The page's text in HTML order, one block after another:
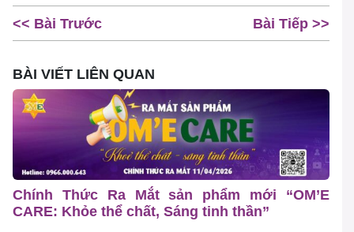
<< Bài Trước Bài Tiếp >>
BÀI VIẾT LIÊN QUAN
Chính Thức Ra Mắt sản phẩm mới “OM’E
CARE: Khỏe thể chất, Sáng tinh thần”